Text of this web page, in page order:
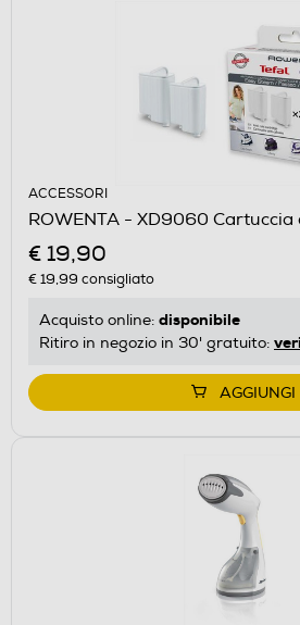
ACCESSORI
ROWENTA -
€ 19,90
€ 19,99 consigliato
Acquisto online: disponibile
Ritiro in negozio in 30' gratuito:
AGGIUNGI